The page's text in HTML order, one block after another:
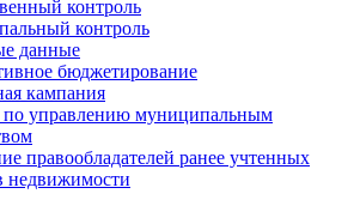
контроль
контроль
данные
бюджетирование
кампания
по управлению муниципальным
правообладателей ранее учтенных
недвижимости